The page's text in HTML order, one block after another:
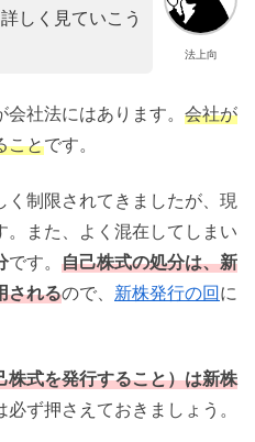
法上向
しく見ていこう
社法にはあります。 会社が
ことです。
制限されてきましたが、現
また、よく混在してしまい
です。 自己株式の処分は、新
されるので、 新株発行の回に
式を発行すること）は新株
必ず押さえておきましょう。